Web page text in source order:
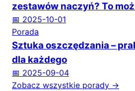
zestawów naczyń? To
📅 2025-10-01
Porada
Sztuka oszczędzania –
dla każdego
📅 2025-09-04
Zobacz wszystkie porady →